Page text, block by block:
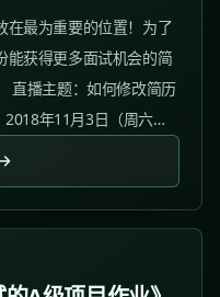
在最为重要的位置！为了
能获得更多面试机会的简
直播主题：如何修改简历
年11月3日（周六）
朱英楠 直播内容：